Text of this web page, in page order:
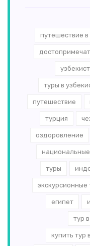
путешествие в
туры в
путешествие
турция
оздоровление
туры
экскурсионные
египет
тур
купить тур